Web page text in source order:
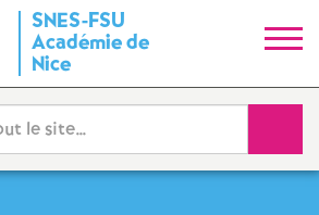
SNES-FSU
Académie de
Nice
y
n